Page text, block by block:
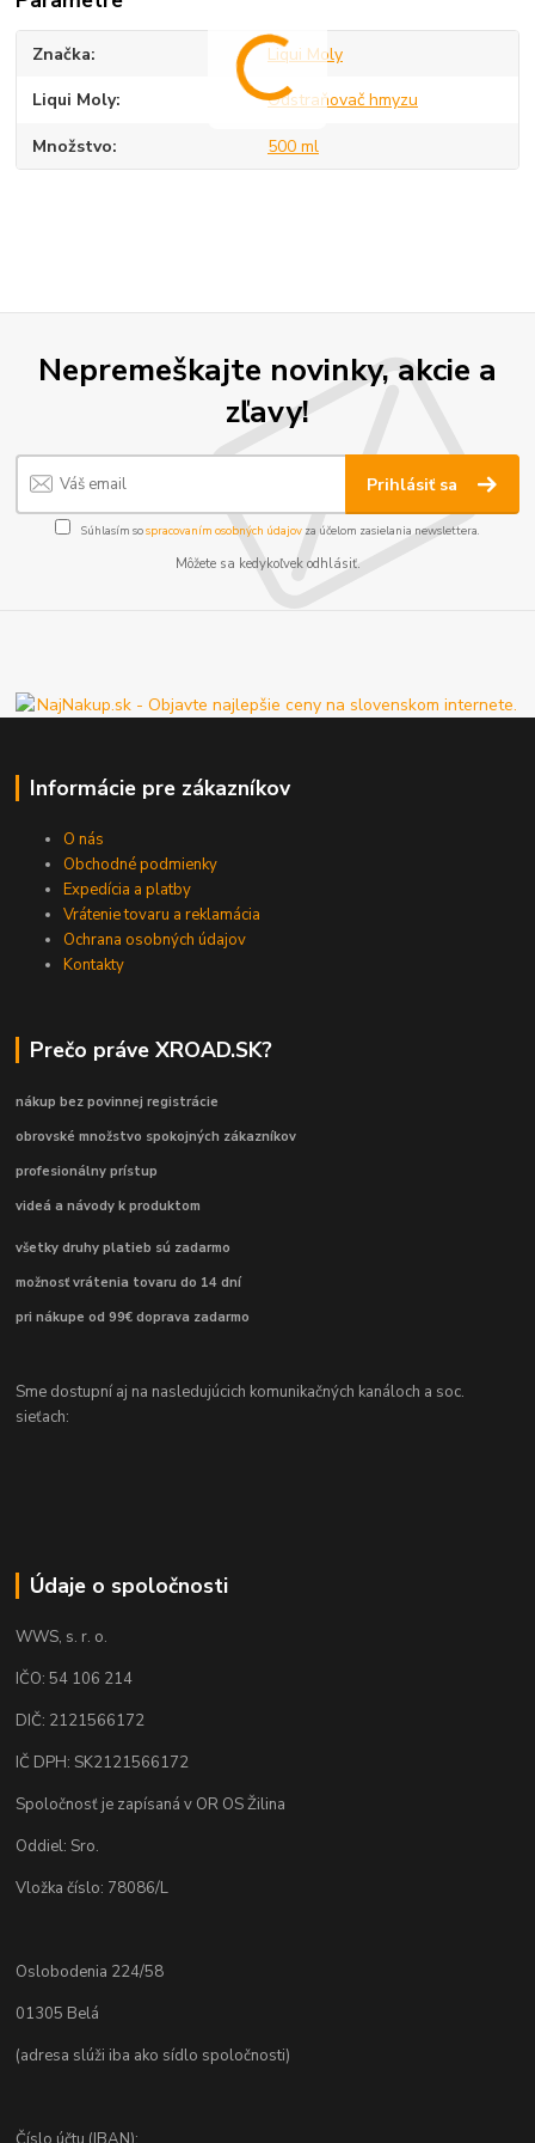
Značka Liqui Moly
Liqui Moly Odstraňovač hmyzu
Množstvo 500 ml
Nepremeškajte novinky, akcie a
zľavy!
Prihlásiť sa
Súhlasím sospracovaním osobných údajov za účelom zasielania newslettera.
Môžete sa kedykoľvek odhlásiť.
Informácie pre zákazníkov
O nás
Obchodné podmienky
Expedícia a platby
Vrátenie tovaru a reklamácia
Ochrana osobných údajov
Kontakty
Prečo práve XROAD.SK?
nákup bez povinnej registrácie
obrovské množstvo spokojných zákazníkov
profesionálny prístup
videá a návody k produktom
všetky druhy platieb sú zadarmo
možnosť vrátenia tovaru do 14 dní
pri nákupe od 99€ doprava zadarmo
Sme dostupní aj na nasledujúcich komunikačných kanáloch a soc.
sieťach:
Údaje o spoločnosti
WWS, s. r. o.
IČO: 54 106 214
DIČ: 2121566172
IČ DPH: SK2121566172
Spoločnosť je zapísaná v OR OS Žilina
Oddiel: Sro.
Vložka číslo: 78086/L
Oslobodenia 224/58
01305 Belá
(adresa slúži iba ako sídlo spoločnosti)